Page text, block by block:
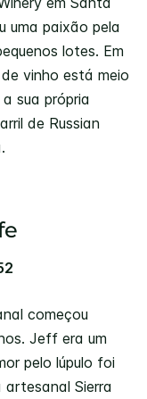
uma paixão pela
lotes. Em
vinho está meio
sua própria
de Russian
começou
Jeff era um
pelo lúpulo foi
Sierra